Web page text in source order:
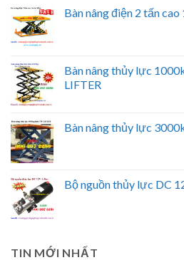
Bàn nâng điện 2 tấn
Bàn nâng thủy lực
LIFTER
Bàn nâng thủy lực
Bộ nguồn thủy lực DC
TIN MỚI NHẤT